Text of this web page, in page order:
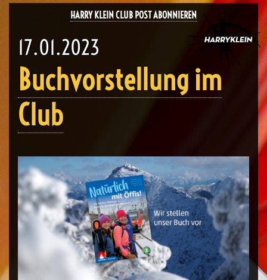
HARRY KLEIN CLUB POST ABONNIEREN
17.01.2023
Buchvorstellung im
Club